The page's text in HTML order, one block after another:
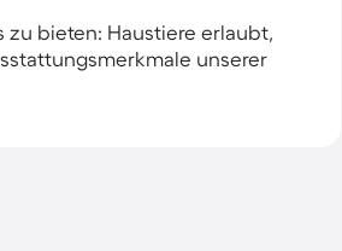
zu bieten: Haustiere erlaubt,
unserer